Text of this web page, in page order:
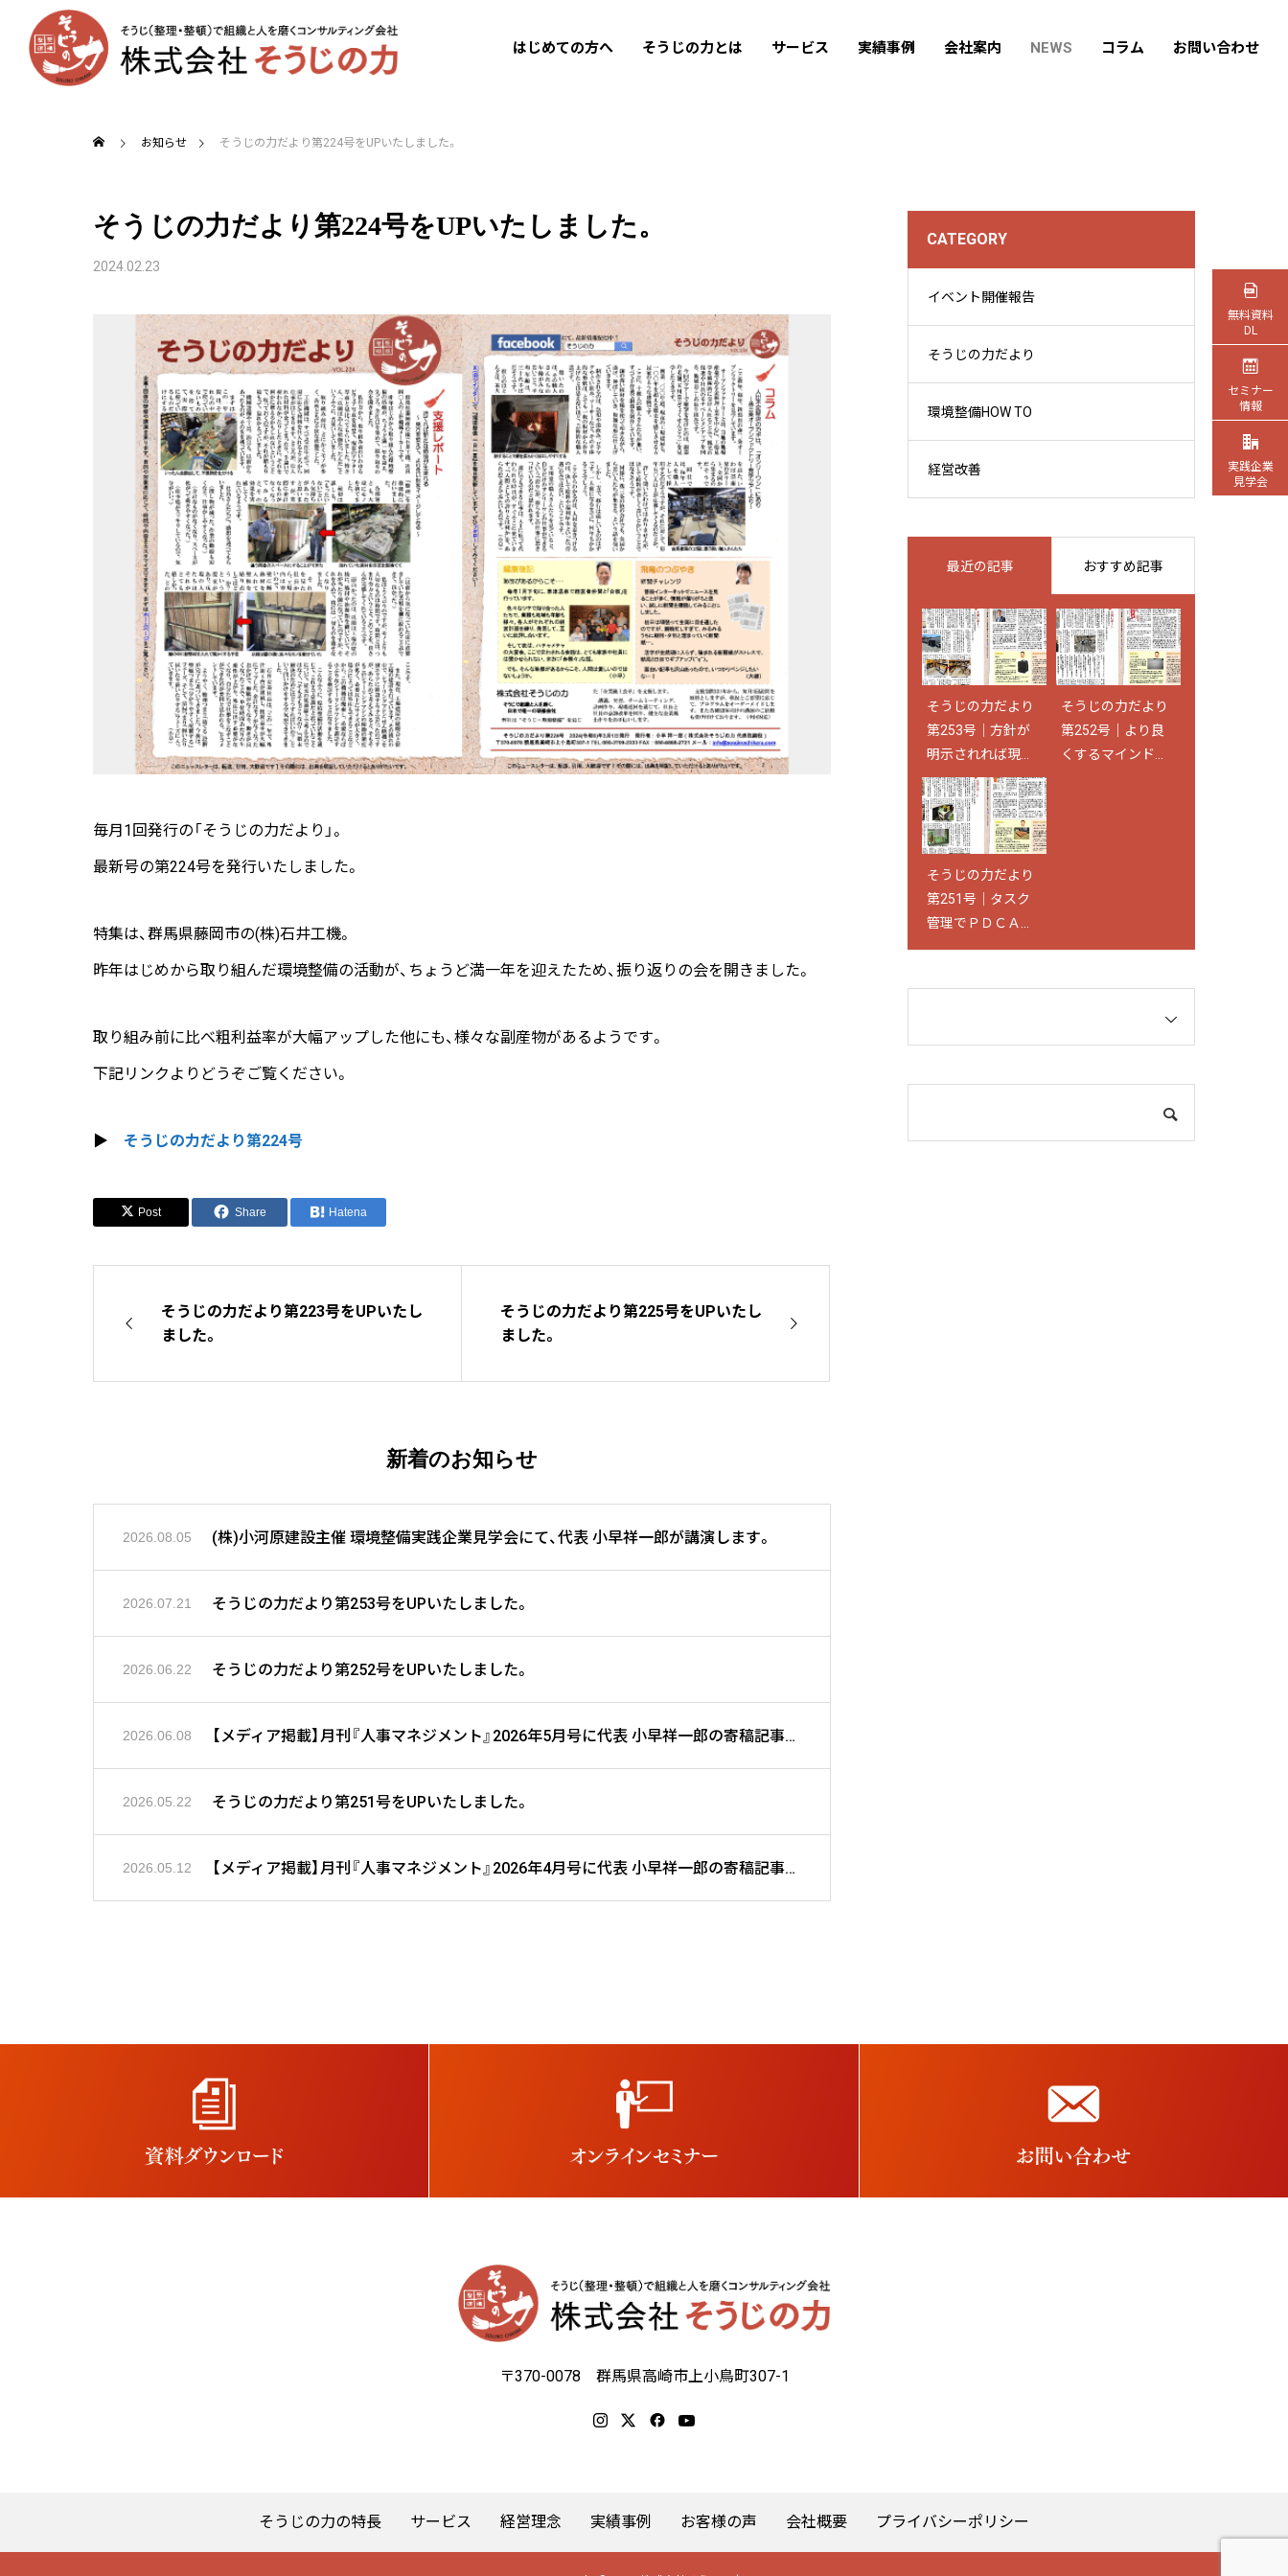
はじめての方へ そうじの力とは サービス 実績事例 会社案内 NEWS コラム お問い合わせ
お知らせ そうじの力だより第224号をUPいたしました。
そうじの力だより第224号をUPいたしました。
2024.02.23
毎月1回発行の「そうじの力だより」。
最新号の第224号を発行いたしました。
特集は、群馬県藤岡市の(株)石井工機。
昨年はじめから取り組んだ環境整備の活動が、ちょうど満一年を迎えたため、振り返りの会を開きました。
取り組み前に比べ粗利益率が大幅アップした他にも、様々な副産物があるようです。
下記リンクよりどうぞご覧ください。
▶ そうじの力だより第224号
Post Share Hatena
そうじの力だより第223号をUPいたし
ました。
そうじの力だより第225号をUPいたし
ました。
新着のお知らせ
2026.08.05 (株)小河原建設主催 環境整備実践企業見学会にて、代表 小早祥一郎が講演します。
2026.07.21 そうじの力だより第253号をUPいたしました。
2026.06.22 そうじの力だより第252号をUPいたしました。
2026.06.08 【メディア掲載】月刊『人事マネジメント』2026年5月号に代表 小早祥一郎の寄稿記事が掲載されました。
2026.05.22 そうじの力だより第251号をUPいたしました。
2026.05.12 【メディア掲載】月刊『人事マネジメント』2026年4月号に代表 小早祥一郎の寄稿記事が掲載されました。
CATEGORY
イベント開催報告
そうじの力だより
環境整備HOW TO
経営改善
最近の記事 おすすめ記事
そうじの力だより
第253号｜方針が
明示されれば現場
は動く
そうじの力だより
第252号｜より良
くするマインドが
そうじの力だより
第251号｜タスク
管理でＰＤＣＡサ
イクルを回す
そうじの力だより
第239号｜最後の
決め手は日々の継
続
第11回そうじの力
全国大会を開催い
たしました！
弊社支援先の後藤
設備工業（株）にて、
環境整備実践企業
見学会が開催され
〒370-0078 群馬県高崎市上小鳥町307-1
そうじの力の特長 サービス 経営理念 実績事例 お客様の声 会社概要 プライバシーポリシー
無料資料
DL
セミナー
情報
実践企業
見学会